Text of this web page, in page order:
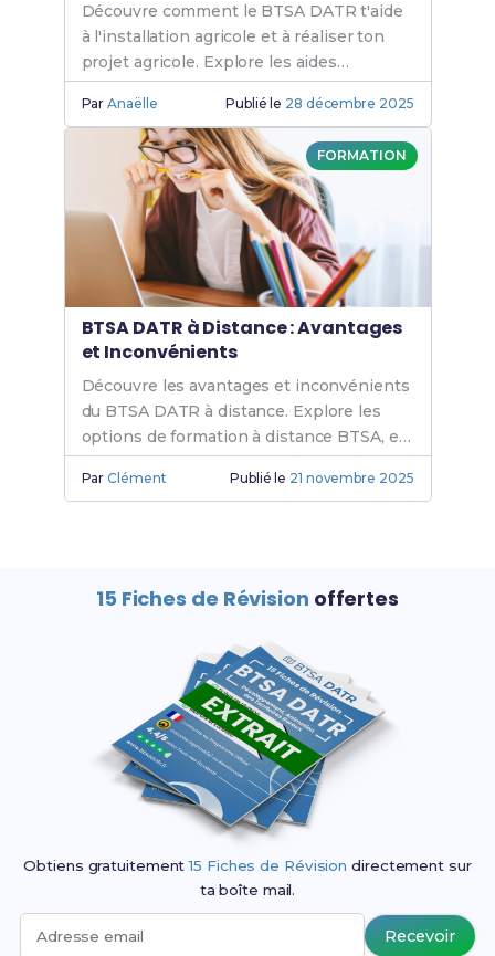
Découvre comment le BTSA DATR t'aide
à l'installation agricole et à réaliser ton
projet agricole. Explore les aides
financières et les opportunités en
alternance pour l'emploi.
ParAnaëlle Publié le 28 décembre 2025
FORMATION
BTSA DATR à Distance : Avantages
et Inconvénients
Découvre les avantages et inconvénients
du BTSA DATR à distance. Explore les
options de formation à distance BTSA, e-
learning, cours en ligne et études en
alternance.
ParClément Publié le 21 novembre 2025
15 Fiches de Révision offertes
Obtiens gratuitement15 Fiches de Révision directement sur
ta boîte mail.
Adresse email Recevoir